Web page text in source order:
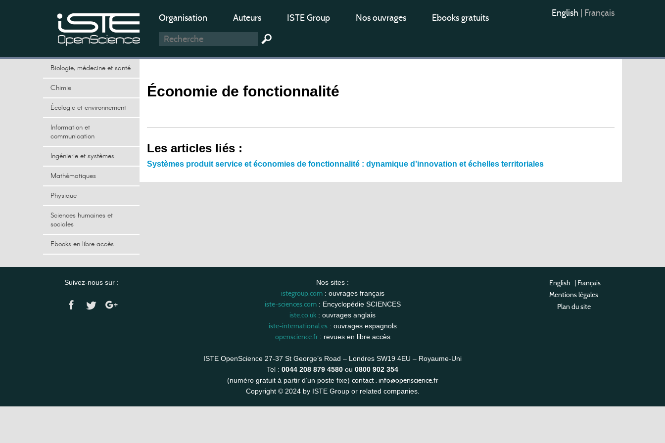
Organisation Auteurs ISTE Group Nos ouvrages Ebooks gratuits English Français
Biologie, médecine et santé
Chimie
Écologie et environnement
Information et
communication
Ingénierie et systèmes
Mathématiques
Physique
Sciences humaines et
sociales
Ebooks en libre accès
Économie de fonctionnalité
Les articles liés :
Systèmes produit service et économies de fonctionnalité : dynamique d’innovation et échelles territoriales
Suivez-nous sur : Nos sites :
istegroup.com: ouvrages français
iste-sciences.com: Encyclopédie SCIENCES
iste.co.uk : ouvrages anglais
iste-international.es: ouvrages espagnols
openscience.fr: revues en libre accès
ISTE OpenScience 27-37 St George’s Road – Londres SW19 4EU – Royaume-Uni
Tel : 0044 208 879 4580 ou 0800 902 354
(numéro gratuit à partir d’un poste fixe) contact : info@openscience.fr
Copyright © 2024 by ISTE Group or related companies.
English | Français
Mentions légales
Plan du site